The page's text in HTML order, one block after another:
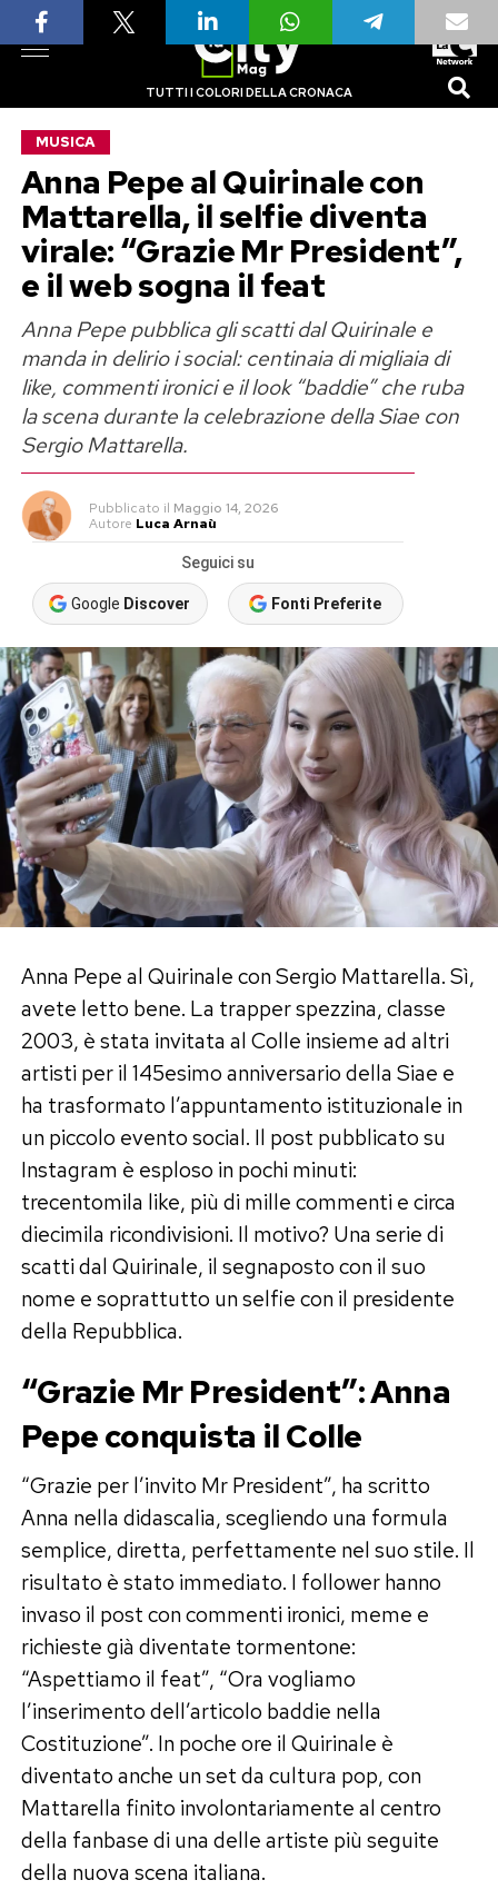
TUTTI I COLORI DELLA CRONACA
MUSICA
Anna Pepe al Quirinale con
Mattarella, il selfie diventa
virale: “Grazie Mr President”,
e il web sogna il feat
Anna Pepe pubblica gli scatti dal Quirinale e
manda in delirio i social: centinaia di migliaia di
like, commenti ironici e il look “baddie” che ruba
la scena durante la celebrazione della Siae con
Sergio Mattarella.
Pubblicato il Maggio 14, 2026
Autore Luca Arnaù
Seguici su
Google Discover Fonti Preferite
Anna Pepe al Quirinale con Sergio Mattarella. Sì,
avete letto bene. La trapper spezzina, classe
2003, è stata invitata al Colle insieme ad altri
artisti per il 145esimo anniversario della Siae e
ha trasformato l’appuntamento istituzionale in
un piccolo evento social. Il post pubblicato su
Instagram è esploso in pochi minuti:
trecentomila like, più di mille commenti e circa
diecimila ricondivisioni. Il motivo? Una serie di
scatti dal Quirinale, il segnaposto con il suo
nome e soprattutto un selfie con il presidente
della Repubblica.
“Grazie Mr President”: Anna
Pepe conquista il Colle
“Grazie per l’invito Mr President”, ha scritto
Anna nella didascalia, scegliendo una formula
semplice, diretta, perfettamente nel suo stile. Il
risultato è stato immediato. I follower hanno
invaso il post con commenti ironici, meme e
richieste già diventate tormentone:
“Aspettiamo il feat”, “Ora vogliamo
l’inserimento dell’articolo baddie nella
Costituzione”. In poche ore il Quirinale è
diventato anche un set da cultura pop, con
Mattarella finito involontariamente al centro
della fanbase di una delle artiste più seguite
della nuova scena italiana.